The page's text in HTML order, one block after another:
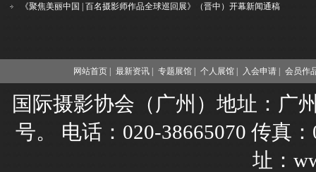
《聚焦美丽中国 | 百名摄影师作品全球巡回展》（晋中）开幕新闻通稿
网站首页 | 最新资讯 | 专题展馆 | 个人展馆 | 入会申请 | 会员作
国际摄影协会（广州）地址：广
号。 电话：020-38665070 传真
址：